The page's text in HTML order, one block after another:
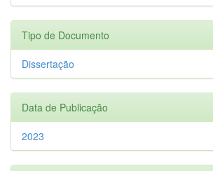
Tipo de Documento
Dissertação
Data de Publicação
2023